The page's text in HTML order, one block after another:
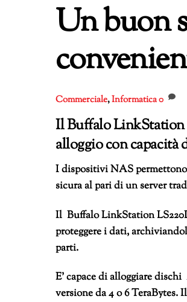
Un buon
Commerciale,Informatica0
Il Buffalo LinkStation
alloggio con capacità
I dispositivi NAS
sicura al pari di un server
Il Buffalo LinkStation
proteggere i dati,
parti.
E’ capace di alloggiare
versione da 4 o 6